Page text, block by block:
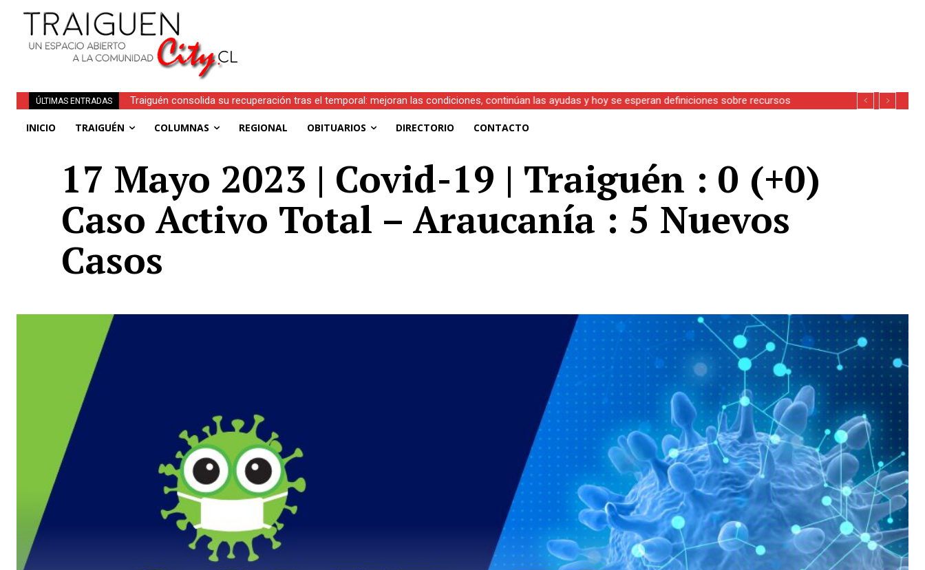
ÚLTIMAS ENTRADAS
Traiguén consolida su recuperación tras el temporal: mejoran las condiciones, continúan las ayudas y hoy se esperan definiciones sobre recursos
INICIO TRAIGUÉN COLUMNAS REGIONAL OBITUARIOS DIRECTORIO CONTACTO
17 Mayo 2023 | Covid-19 | Traiguén : 0 (+0)
Caso Activo Total – Araucanía : 5 Nuevos
Casos